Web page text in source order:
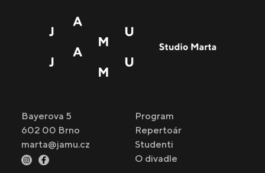
Bayerova 5
602 00 Brno
marta@jamu.cz
Program
Repertoár
Studenti
O divadle